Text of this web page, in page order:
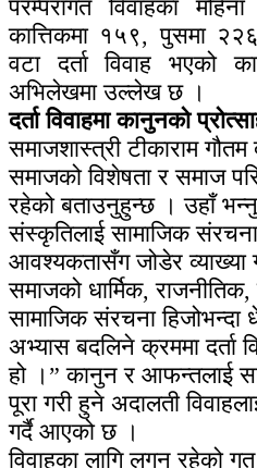
परम्परागत विवाहका
कात्तिकमा १५९, पुसमा
वटा दर्ता विवाह भएको
अभिलेखमा उल्लेख छ ।
दर्ता विवाहमा कानुनको
समाजशास्त्री टीकाराम गौतम
समाजको विशेषता र समाज
रहेको बताउनुहुन्छ । उहाँ
संस्कृतिलाई सामाजिक
आवश्यकतासँग जोडेर व्याख्या
समाजको धार्मिक,
सामाजिक संरचना हिजोभन्दा
अभ्यास बदलिने क्रममा दर्ता
हो ।” कानुन र आफन्तलाई
पूरा गरी हुने अदालती
गर्दै आएको छ ।
विवाहका लागि लगन रहेको